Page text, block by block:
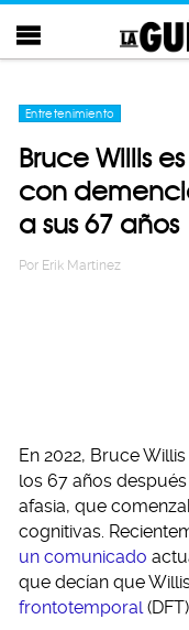
Entretenimiento
Bruce Willis
con
a sus 67 años
Por Erik Martinez
En 2022, Bruce Willis
los 67 años
afasia, que
cognitivas.
un comunicado
que decían que
frontotemporal